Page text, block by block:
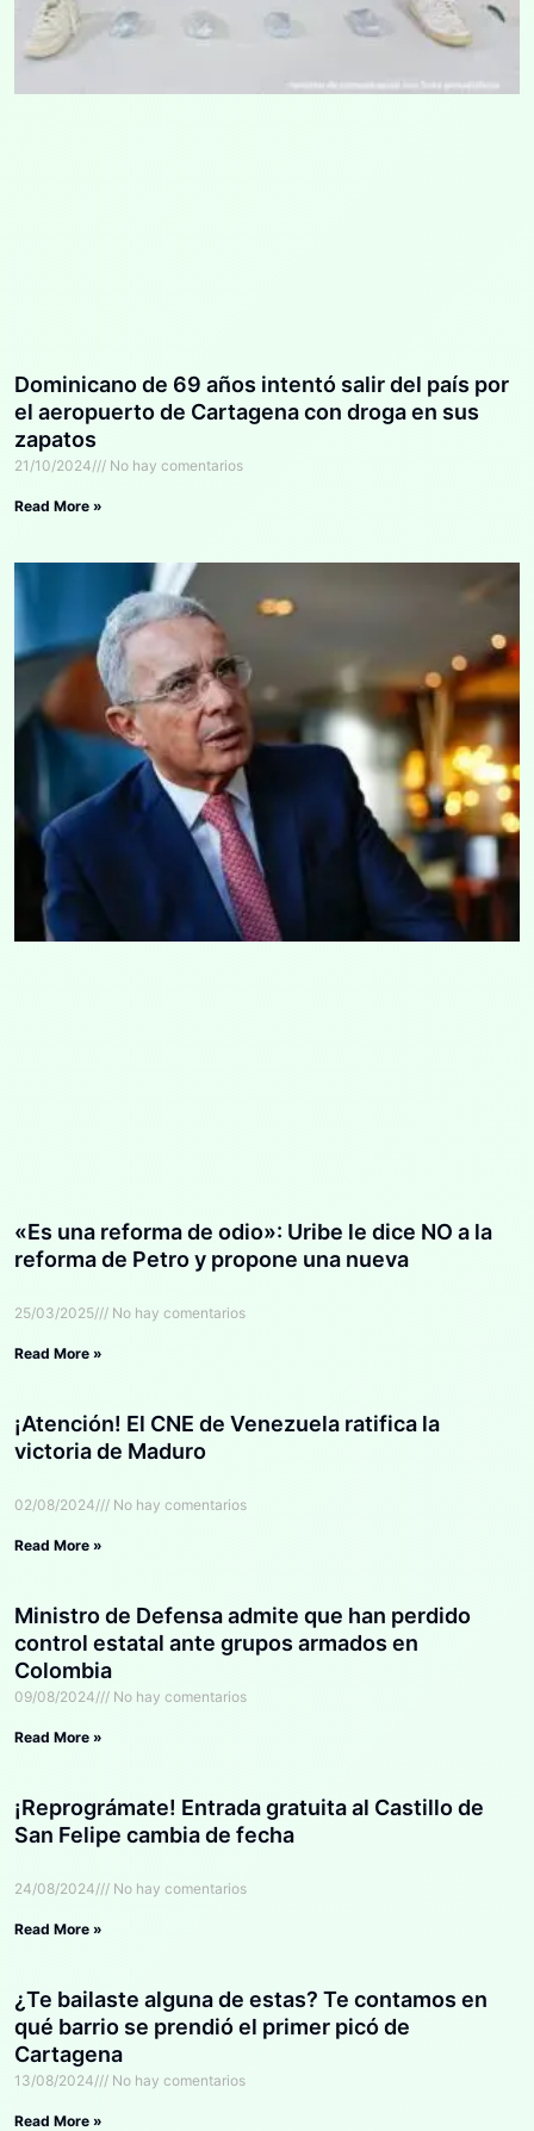
Dominicano de 69 años intentó salir del país por
el aeropuerto de Cartagena con droga en sus
zapatos
21/10/2024 No hay comentarios
Read More »
«Es una reforma de odio»: Uribe le dice NO a la
reforma de Petro y propone una nueva
25/03/2025 No hay comentarios
Read More »
¡Atención! El CNE de Venezuela ratifica la
victoria de Maduro
02/08/2024 No hay comentarios
Read More »
Ministro de Defensa admite que han perdido
control estatal ante grupos armados en
Colombia
09/08/2024 No hay comentarios
Read More »
¡Reprográmate! Entrada gratuita al Castillo de
San Felipe cambia de fecha
24/08/2024 No hay comentarios
Read More »
¿Te bailaste alguna de estas? Te contamos en
qué barrio se prendió el primer picó de
Cartagena
13/08/2024 No hay comentarios
Read More »